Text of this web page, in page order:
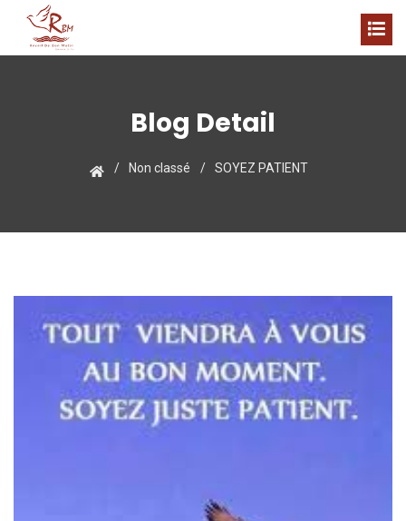
Blog Detail
Non classé SOYEZ PATIENT